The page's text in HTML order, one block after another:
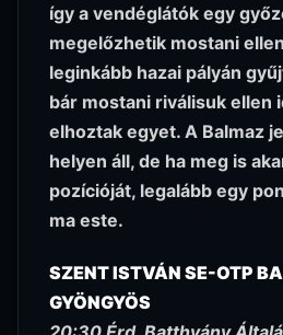
így a vendéglátók egy
megelőzhetik mostani
leginkább hazai pályán
bár mostani riválisuk ellen
elhoztak egyet. A Balmaz
helyen áll, de ha meg is
pozícióját, legalább egy
ma este.
SZENT ISTVÁN SE-OTP
GYÖNGYÖS